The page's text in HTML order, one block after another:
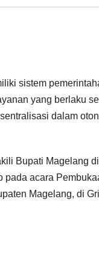
sistem
yang berlaku
dalam
Bupati Magelang
pada acara
Magelang, di